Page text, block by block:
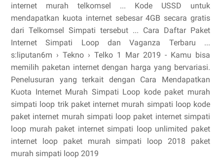
internet murah telkomsel ... Kode USSD untuk
mendapatkan kuota internet sebesar 4GB secara gratis
dari Telkomsel Simpati tersebut ... Cara Daftar Paket
Internet Simpati Loop dan Vaganza Terbaru ...
s:liputan6m › Tekno › Telko 1 Mar 2019 - Kamu bisa
memilih paketan internet dengan harga yang bervariasi.
Penelusuran yang terkait dengan Cara Mendapatkan
Kuota Internet Murah Simpati Loop kode paket murah
simpati loop trik paket internet murah simpati loop kode
paket internet murah simpati loop paket internet simpati
loop murah paket internet simpati loop unlimited paket
internet loop paket murah simpati loop 2018 paket
murah simpati loop 2019